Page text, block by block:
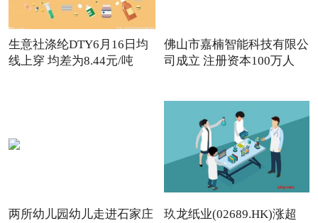
生意社涤纶DTY6月16日均
线上穿 均差为8.44元/吨
佛山市嘉楠智能科技有限公
司成立 注册资本100万人
两所幼儿园幼儿走进石家庄
玖龙纸业(02689.HK)涨超